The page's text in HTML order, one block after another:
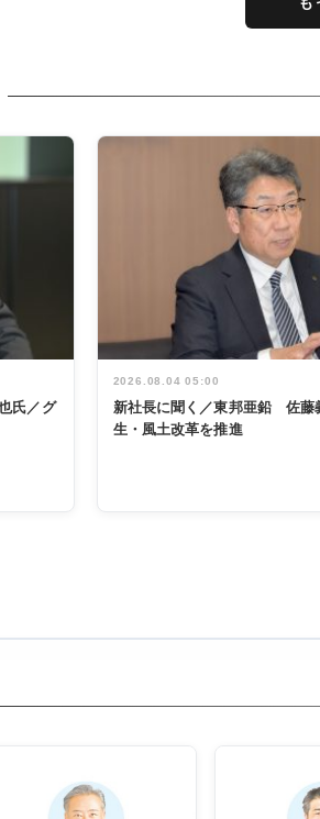
氏／グ
2026.08.04 05:00
新社長に聞く／東邦亜鉛 佐藤
生・風土改革を推進